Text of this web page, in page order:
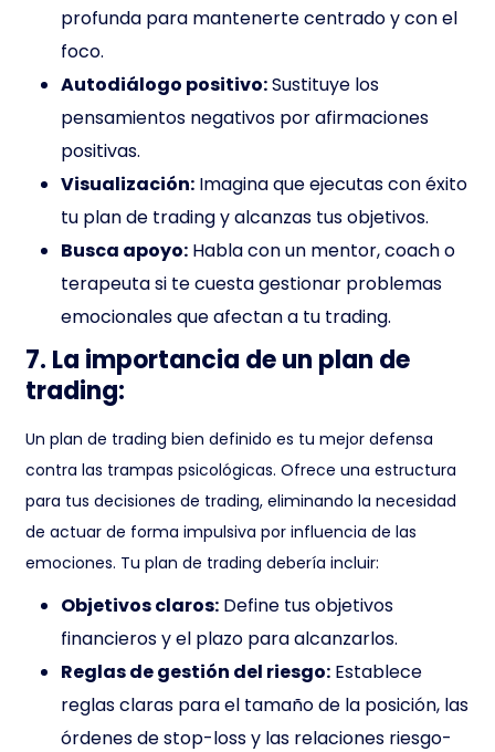
profunda para mantenerte centrado y con el
foco.
Autodiálogo positivo:Sustituye los
pensamientos negativos por afirmaciones
positivas.
Visualización: Imagina que ejecutas con éxito
tu plan de trading y alcanzas tus objetivos.
Busca apoyo: Habla con un mentor, coach o
terapeuta si te cuesta gestionar problemas
emocionales que afectan a tu trading.
7. La importancia de un plan de
trading:
Un plan de trading bien definido es tu mejor defensa
contra las trampas psicológicas. Ofrece una estructura
para tus decisiones de trading, eliminando la necesidad
de actuar de forma impulsiva por influencia de las
emociones. Tu plan de trading debería incluir:
Objetivos claros: Define tus objetivos
financieros y el plazo para alcanzarlos.
Reglas de gestión del riesgo: Establece
reglas claras para el tamaño de la posición, las
órdenes de stop-loss y las relaciones riesgo-